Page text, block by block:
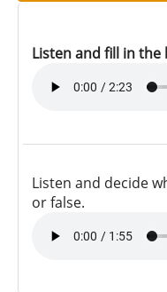
Listen and fill in
Listen and decide
or false.